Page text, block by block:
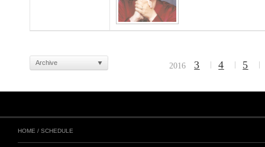
2016 3 4 5
Archive
HOME / SCHEDULE